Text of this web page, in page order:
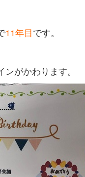
11年目です。
がかわります。